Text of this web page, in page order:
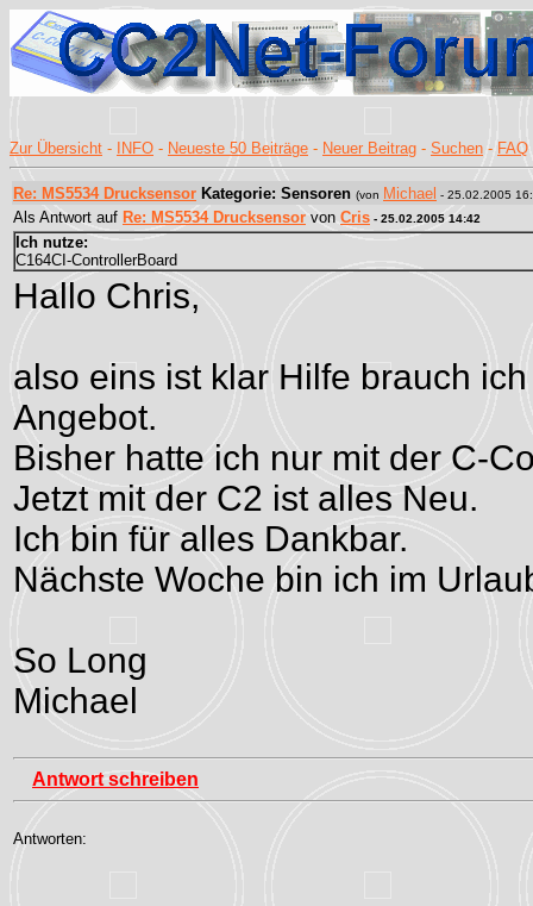
Zur Übersicht - INFO - Neueste 50 Beiträge - Neuer Beitrag - Suchen - FAQ
Re: MS5534 Drucksensor Kategorie: Sensoren (von Michael - 25.02.2005
Als Antwort auf Re: MS5534 Drucksensor von Cris - 25.02.2005 14:42
Ich nutze:
C164CI-ControllerBoard
Hallo Chris,
also eins ist klar Hilfe brauch
Angebot.
Bisher hatte ich nur mit der C-
Jetzt mit der C2 ist alles Neu.
Ich bin für alles Dankbar.
Nächste Woche bin ich im
So Long
Michael
Antwort schreiben
Antworten: